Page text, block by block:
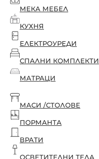
МЕКА МЕБЕЛ
КУХНЯ
ЕЛЕКТРОУРЕДИ
СПАЛНИ КОМПЛЕКТИ
МАТРАЦИ
МАСИ /СТОЛОВЕ
ПОРМАНТА
ВРАТИ
ОСВЕТИТЕЛНИ ТЕЛА